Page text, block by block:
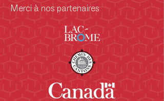
Merci à nos partenaires